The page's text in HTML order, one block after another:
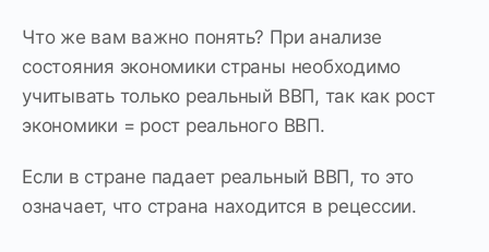
Что же вам важно понять? При анализе
состояния экономики страны необходимо
учитывать только реальный ВВП, так как рост
экономики = рост реального ВВП.
Если в стране падает реальный ВВП, то это
означает, что страна находится в рецессии.